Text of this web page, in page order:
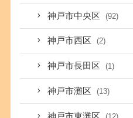
神戸市中央区 (92)
神戸市西区 (2)
神戸市長田区 (1)
神戸市灘区 (13)
神戸市東灘区